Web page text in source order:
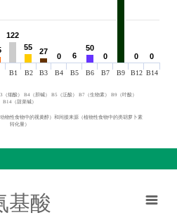
122
122
55
55 27
27
0
0 6
6
50
50
0
0 0
0 0
0
B1 B2 B3 B4 B5 B6 B7 B9 B12 B14
烟酸） B4（胆碱） B5（泛酸） B7（生物素） B9（叶酸）
B14（甜菜碱）
物性食物中的视黄醇）和间接来源（植物性食物中的类胡萝卜素
转化量）
基酸